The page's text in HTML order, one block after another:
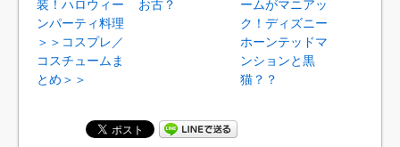
装！ハロウィー
ンパーティ料理
＞＞コスプレ／
コスチュームま
とめ＞＞
お古？
ームがマニアッ
ク！ディズニー
ホーンテッドマ
ンションと黒
猫？？